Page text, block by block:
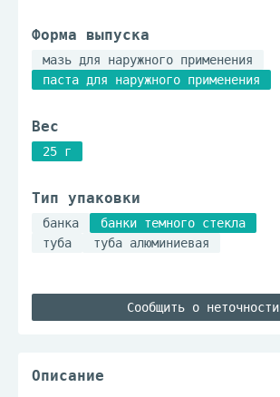
Форма выпуска
мазь для наружного применения
паста для наружного применения
Вес
25 г
Тип упаковки
банка
банки темного стекла
туба
туба алюминиевая
Сообщить о неточности
Описание